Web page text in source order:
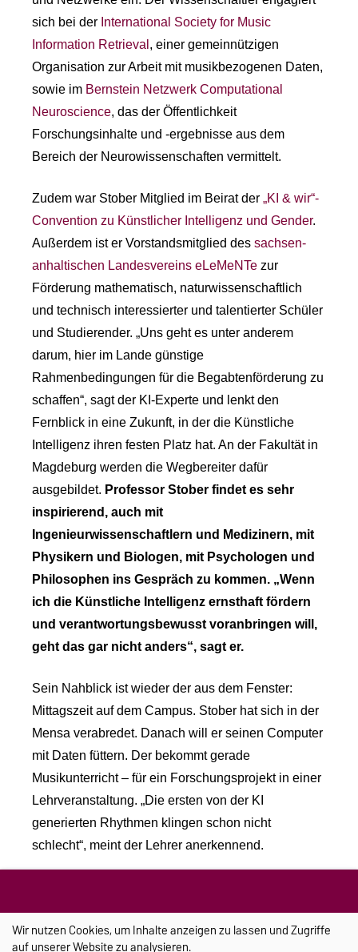
sich bei der International Society for Music
Information Retrieval , einer gemeinnützigen
Organisation zur Arbeit mit musikbezogenen Daten,
sowie im Bernstein Netzwerk Computational
Neuroscience, das der Öffentlichkeit
Forschungsinhalte und -ergebnisse aus dem
Bereich der Neurowissenschaften vermittelt.
Zudem war Stober Mitglied im Beirat der „KI & wir“-
Convention zu Künstlicher Intelligenz und Gender.
Außerdem ist er Vorstandsmitglied des sachsen-
anhaltischen Landesvereins eLeMeNTe zur
Förderung mathematisch, naturwissenschaftlich
und technisch interessierter und talentierter Schüler
und Studierender. „Uns geht es unter anderem
darum, hier im Lande günstige
Rahmenbedingungen für die Begabtenförderung zu
schaffen“, sagt der KI-Experte und lenkt den
Fernblick in eine Zukunft, in der die Künstliche
Intelligenz ihren festen Platz hat. An der Fakultät in
Magdeburg werden die Wegbereiter dafür
ausgebildet. Professor Stober findet es sehr
inspirierend, auch mit
Ingenieurwissenschaftlern und Medizinern, mit
Physikern und Biologen, mit Psychologen und
Philosophen ins Gespräch zu kommen. „Wenn
ich die Künstliche Intelligenz ernsthaft fördern
und verantwortungsbewusst voranbringen will,
geht das gar nicht anders“, sagt er.
Sein Nahblick ist wieder der aus dem Fenster:
Mittagszeit auf dem Campus. Stober hat sich in der
Mensa verabredet. Danach will er seinen Computer
mit Daten füttern. Der bekommt gerade
Musikunterricht – für ein Forschungsprojekt in einer
Lehrveranstaltung. „Die ersten von der KI
generierten Rhythmen klingen schon nicht
schlecht“, meint der Lehrer anerkennend.
Steward 1964 eine Definition für Pornografie finden
sollte? Seine notdürftige Antwort: "Ich erkenne sie,
Wir nutzen Cookies, um Inhalte anzeigen zu lassen und Zugriffe
auf unserer Website zu analysieren.